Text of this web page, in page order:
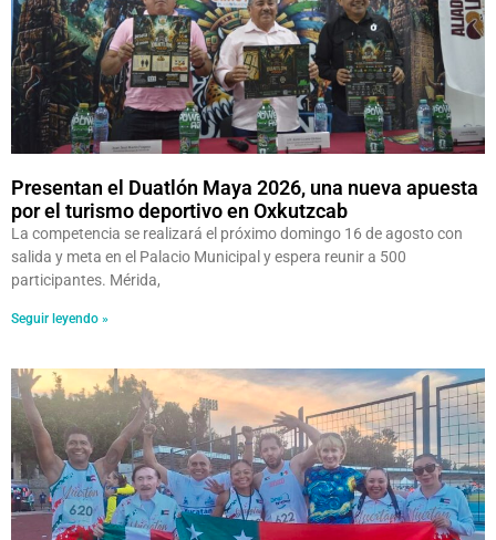
Presentan el Duatlón Maya 2026, una nueva apuesta
por el turismo deportivo en Oxkutzcab
La competencia se realizará el próximo domingo 16 de agosto con
salida y meta en el Palacio Municipal y espera reunir a 500
participantes. Mérida,
Seguir leyendo »